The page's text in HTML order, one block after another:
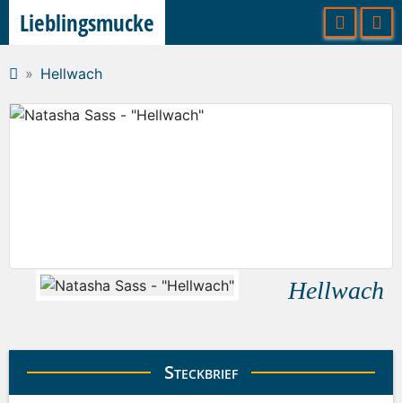
Hellwach
Hellwach
Steckbrief
Lieblingsmucke